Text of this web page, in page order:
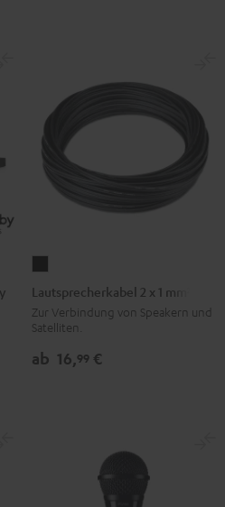
2
x
1
mm²
Lautsprecherkabel 2 x 1 mm²
Zur Verbindung von Speakern und
Satelliten.
ab 16,99 €